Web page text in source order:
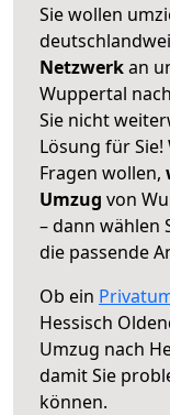
Sie wollen
Netzwerkan
Wuppertal
Sie nicht
Lösung für
Fragen wollen,
Umzug von
– dann wählen
die passende
Ob ein
Hessisch
Umzug nach
damit Sie
können.